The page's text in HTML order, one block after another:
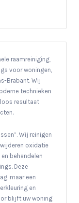
raamreiniging,
voor woningen,
Brabant. Wij
technieken
resultaat
Wij reinigen
oxidatie
behandelen
Deze
maar een
en
blijft uw woning